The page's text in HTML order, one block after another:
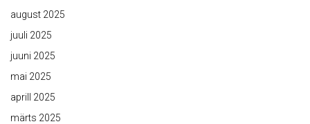
august 2025
juuli 2025
juuni 2025
mai 2025
aprill 2025
märts 2025